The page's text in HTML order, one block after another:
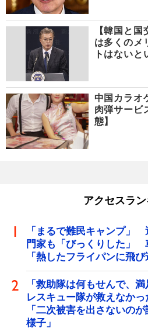
【韓国と
は多くのメ
トはないと
中国カラオ
肉弾サー
態】
アクセスラ
「まるで難民キャンプ」
門家も「びっくりした」
「熱したフライパンに飛び
「救助隊は何もせんで、
レスキュー隊が救えなか
「二次被害を出さないの
様子」